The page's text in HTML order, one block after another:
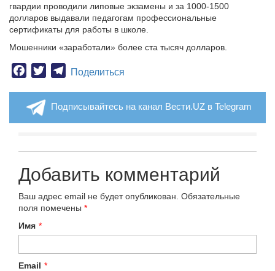
гвардии проводили липовые экзамены и за 1000-1500
долларов выдавали педагогам профессиональные
сертификаты для работы в школе.
Мошенники «заработали» более ста тысяч долларов.
Facebook
TwitterTelegram
Поделиться
Подписывайтесь на канал Вести.UZ в Telegram
Добавить комментарий
Ваш адрес email не будет опубликован. Обязательные
поля помечены *
Имя *
Email *